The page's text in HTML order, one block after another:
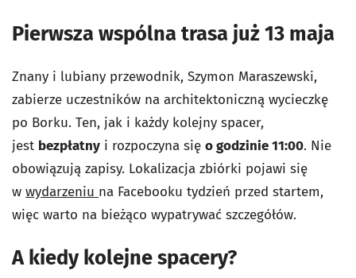
Pierwsza wspólna trasa już 13 maja
Znany i lubiany przewodnik, Szymon Maraszewski,
zabierze uczestników na architektoniczną wycieczkę
po Borku. Ten, jak i każdy kolejny spacer,
jest bezpłatny i rozpoczyna się o godzinie 11:00. Nie
obowiązują zapisy. Lokalizacja zbiórki pojawi się
w wydarzeniu na Facebooku tydzień przed startem,
więc warto na bieżąco wypatrywać szczegółów.
A kiedy kolejne spacery?